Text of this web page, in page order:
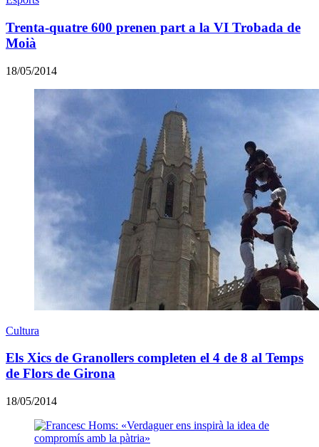
Trenta-quatre 600 prenen part a la VI Trobada de
Moià
18/05/2014
Cultura
Els Xics de Granollers completen el 4 de 8 al Temps
de Flors de Girona
18/05/2014